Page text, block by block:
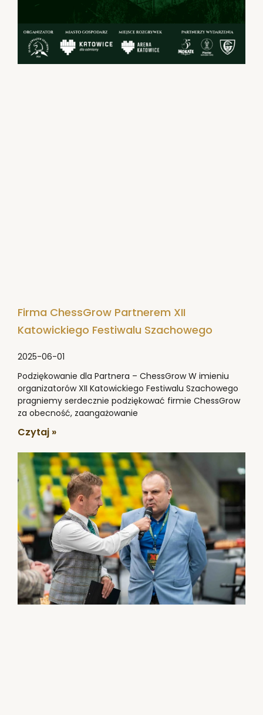
Firma ChessGrow Partnerem XII
Katowickiego Festiwalu Szachowego
2025-06-01
Podziękowanie dla Partnera – ChessGrow W imieniu
organizatorów XII Katowickiego Festiwalu Szachowego
pragniemy serdecznie podziękować firmie ChessGrow
za obecność, zaangażowanie
Czytaj »